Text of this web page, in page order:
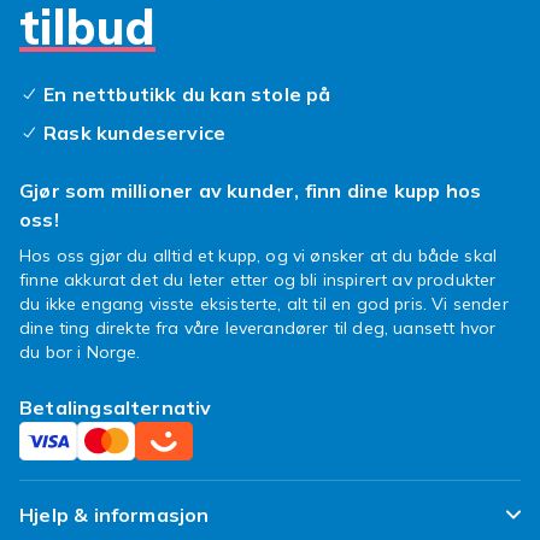
tråden er elastisk, slik at armbåndet enkelt
finner du informasjon om materialene, slik at
mange anledninger. Enkle modeller i rolige
farger fungerer fint til hverdag og jobb, mens
fargerike armbånd gir et fint løft til sommeren,
festivaler og avslappede dager. Til finere
anledninger kan du velge mer dempede og
er de praktiske å ha i hverdagen, og flere
armbånd sammen skaper et personlig uttrykk.
De er også en hyggelig og rimelig gave som
passer til mange, uansett alder og stil.
tilbud
En nettbutikk du kan stole på
Rask kundeservice
Gjør som millioner av kunder, finn dine kupp hos
oss!
Hos oss gjør du alltid et kupp, og vi ønsker at du både skal
finne akkurat det du leter etter og bli inspirert av produkter
du ikke engang visste eksisterte, alt til en god pris. Vi sender
dine ting direkte fra våre leverandører til deg, uansett hvor
du bor i Norge.
Betalingsalternativ
Hjelp & informasjon